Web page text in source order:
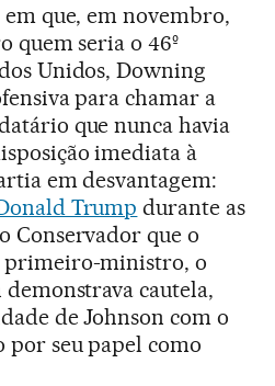
que, em novembro,
quem seria o 46º
Unidos, Downing
para chamar a
que nunca havia
imediata à
em desvantagem:
Trump durante as
Conservador que o
ministro, o
cautela,
de Johnson com o
por seu papel como